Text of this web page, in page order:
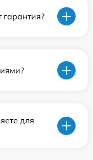
гарантия?
для